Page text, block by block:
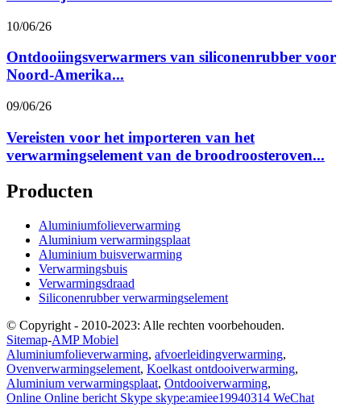
10/06/26
Ontdooiingsverwarmers van siliconenrubber voor
Noord-Amerika...
09/06/26
Vereisten voor het importeren van het
verwarmingselement van de broodroosteroven...
Producten
Aluminiumfolieverwarming
Aluminium verwarmingsplaat
Aluminium buisverwarming
Verwarmingsbuis
Verwarmingsdraad
Siliconenrubber verwarmingselement
© Copyright - 2010-2023: Alle rechten voorbehouden.
Sitemap-AMP Mobiel
Aluminiumfolieverwarming, afvoerleidingverwarming,
Ovenverwarmingselement, Koelkast ontdooiverwarming,
Aluminium verwarmingsplaat, Ontdooiverwarming,
Online Online bericht Skype skype:amiee19940314 WeChat